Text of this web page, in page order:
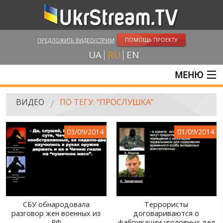
ПРЕДЛОЖИТЬ ВИДЕО/СТРИМ ПОМОЩЬ ПРОЕКТУ
UA RU EN
МЕНЮ
ГЛАВНАЯ
ВИДЕО
UKRSTREAM.TV
ВИДЕО СМИ
АМАТОРСКОЕ ВИДЕО
ХУДОЖЕСТВЕНЫЕ И ДОКУМЕНТАЛЬНЫЕ ПРОЕКТЫ
ВИДЕО ПО ТЕГУ: "ПРОСЛУШКА"
03/09/2014
СБУ обнародовала
разговор жен военных из
01/09/2014
Террористы
договариваются о